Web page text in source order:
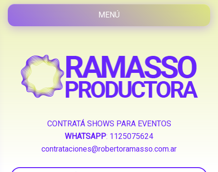
CONTRATÁ SHOWS PARA EVENTOS
WHATSAPP: 1125075624
contrataciones@robertoramasso.com.ar